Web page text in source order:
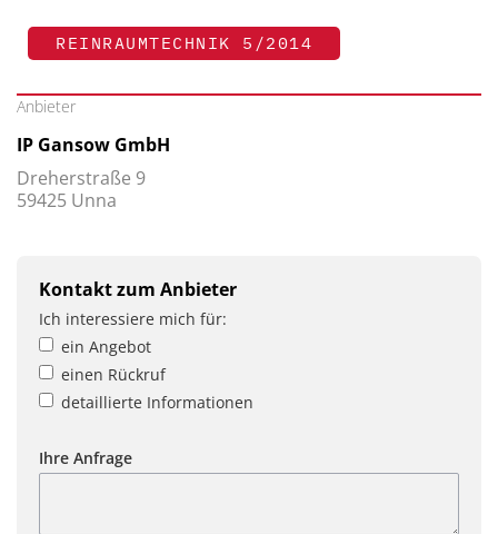
REINRAUMTECHNIK 5/2014
Anbieter
IP Gansow GmbH
Dreherstraße 9
59425 Unna
Kontakt zum Anbieter
Ich interessiere mich für:
ein Angebot
einen Rückruf
detaillierte Informationen
Ihre Anfrage